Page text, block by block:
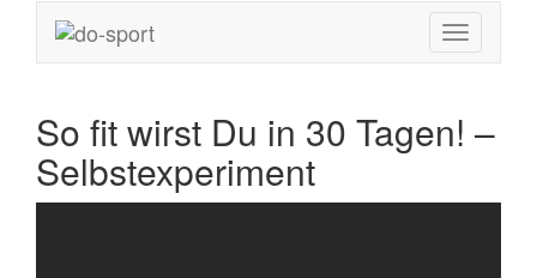
So fit wirst Du in 30 Tagen! –
Selbstexperiment